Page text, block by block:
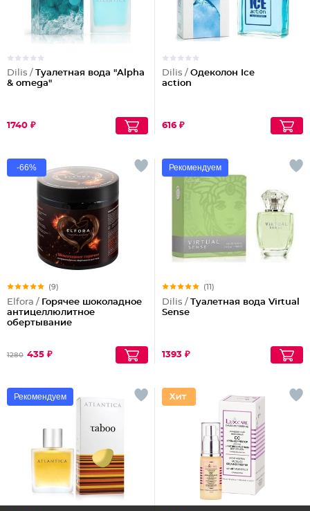
Dilis / Туалетная вода "Alpha
& omega"
1740 ₽
Dilis / Одеколон Ice
action
616 ₽
-66%
(9)
Elfora / Горячее шоколадное
антицеллюлитное
обертывание
1280 435 ₽
Рекомендуем
(11)
Dilis / Туалетная вода Virtual
Sense
1393 ₽
Рекомендуем